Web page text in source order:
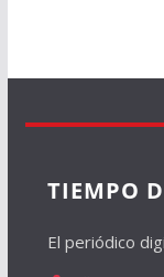
TIEMPO
El periódico